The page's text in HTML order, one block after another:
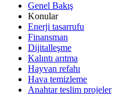
Genel Bakış
Konular
Enerji tasarrufu
Finansman
Dijitalleşme
Kalıntı arıtma
Hayvan refahı
Hava temizleme
Anahtar teslim projeler